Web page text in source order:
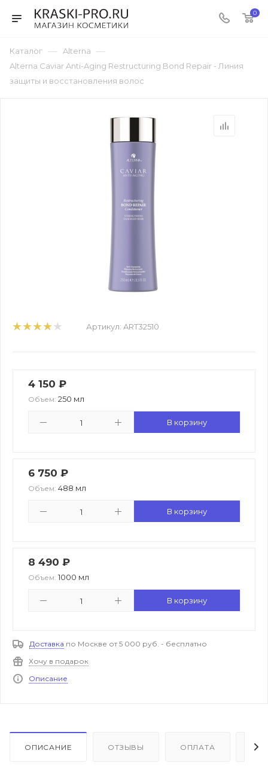
0
Каталог — Alterna —
Alterna Caviar Anti-Aging Restructuring Bond Repair - Линия
защиты и восстановления волос
Артикул: ART32510
4 150 ₽
Объем: 250 мл
В корзину
6 750 ₽
Объем: 488 мл
В корзину
8 490 ₽
Объем: 1000 мл
В корзину
Доставка по Москве от 5 000 руб. - бесплатно
Хочу в подарок
Описание
ОПИСАНИЕ ОТЗЫВЫ ОПЛАТА